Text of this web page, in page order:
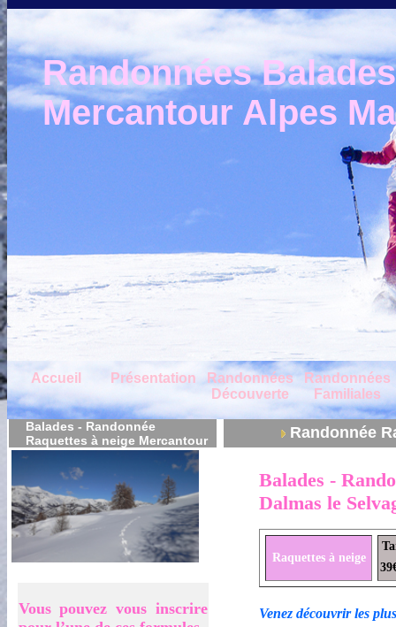
Randonnées
Mercantour Alpes
Accueil Présentation
Randonnées
Découverte
Randonnées
Familiales
Balades - Randonnée
Raquettes à neige Mercantour
Randonnée
Vous pouvez vous inscrire
Balades -
Dalmas le
Raquettes à neige
Venez découvrir les